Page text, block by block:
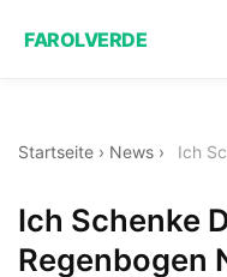
FAROLVERDE
Startseite › News › Ich
Ich Schenke
Regenbogen